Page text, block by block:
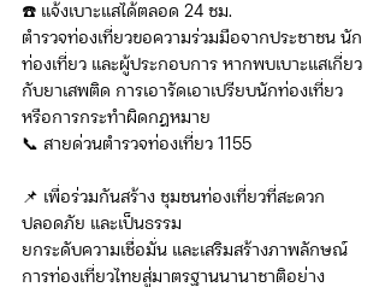
☎️ แจ้งเบาะแสได้ตลอด 24 ชม.
ตำรวจท่องเที่ยวขอความร่วมมือจากประชาชน นัก
ท่องเที่ยว และผู้ประกอบการ หากพบเบาะแสเกี่ยว
กับยาเสพติด การเอารัดเอาเปรียบนักท่องเที่ยว
หรือการกระทำผิดกฎหมาย
📞 สายด่วนตำรวจท่องเที่ยว 1155
📌 เพื่อร่วมกันสร้าง ชุมชนท่องเที่ยวที่สะดวก
ปลอดภัย และเป็นธรรม
ยกระดับความเชื่อมั่น และเสริมสร้างภาพลักษณ์
การท่องเที่ยวไทยสู่มาตรฐานนานาชาติอย่าง